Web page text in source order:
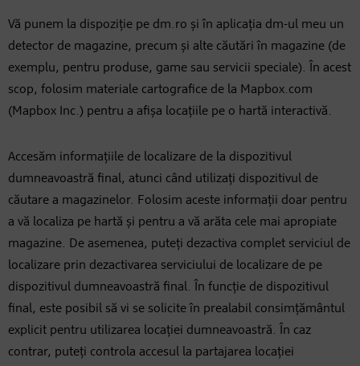
Vă punem la dispoziție pe dm.ro și în aplicația dm-ul meu un
detector de magazine, precum și alte căutări în magazine (de
exemplu, pentru produse, game sau servicii speciale). În acest
scop, folosim materiale cartografice de la Mapbox.com
(Mapbox Inc.) pentru a afișa locațiile pe o hartă interactivă.
Accesăm informațiile de localizare de la dispozitivul
dumneavoastră final, atunci când utilizați dispozitivul de
căutare a magazinelor. Folosim aceste informații doar pentru
a vă localiza pe hartă și pentru a vă arăta cele mai apropiate
magazine. De asemenea, puteți dezactiva complet serviciul de
localizare prin dezactivarea serviciului de localizare de pe
dispozitivul dumneavoastră final. În funcție de dispozitivul
final, este posibil să vi se solicite în prealabil consimțământul
explicit pentru utilizarea locației dumneavoastră. În caz
contrar, puteți controla accesul la partajarea locației